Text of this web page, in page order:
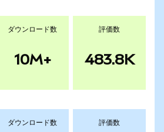
ダウンロード数
10M+
評価数
483.8K
ダウンロード数 評価数